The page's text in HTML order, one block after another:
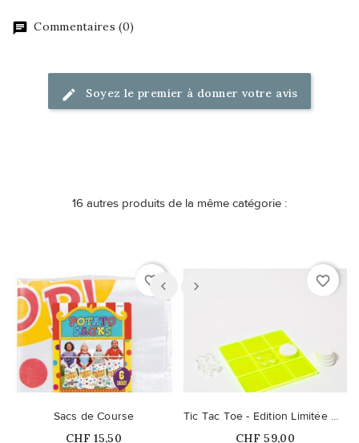
Commentaires (0)
Soyez le premier à donner votre avis
16 autres produits de la même catégorie :
favorite_border
Sacs de Course
Prix
CHF 15,50
favorite_border
Tic Tac Toe - Edition Limitée Néon
Prix
CHF 59,00